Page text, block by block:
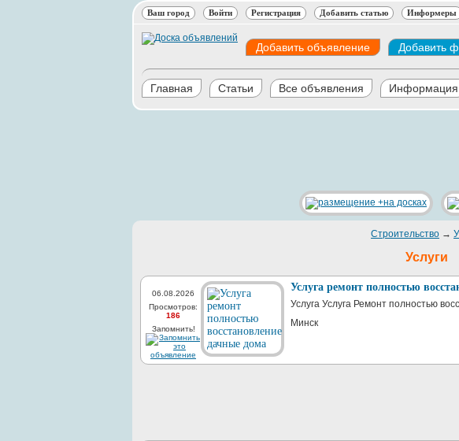
Ваш город Войти Регистрация Добавить статью Информеры
Добавить объявление Добавить
Главная Статьи Все объявления Информация
Строительство →
Услуги
06.08.2026
Просмотров:
186
Запомнить!
Услуга ремонт полностью
Услуга Услуга Ремонт полностью
Минск